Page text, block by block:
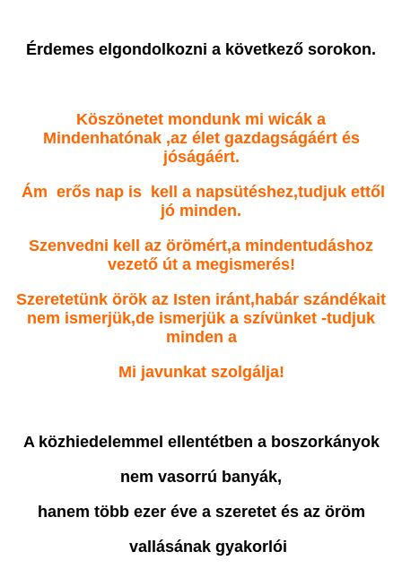
Érdemes elgondolkozni a következő sorokon.
Köszönetet mondunk mi wicák a
Mindenhatónak ,az élet gazdagságáért és
jóságáért.
Ám erős nap is kell a napsütéshez,tudjuk ettől
jó minden.
Szenvedni kell az örömért,a mindentudáshoz
vezető út a megismerés!
Szeretetünk örök az Isten iránt,habár szándékait
nem ismerjük,de ismerjük a szívünket -tudjuk
minden a
Mi javunkat szolgálja!
A közhiedelemmel ellentétben a boszorkányok
nem vasorrú banyák,
hanem több ezer éve a szeretet és az öröm
vallásának gyakorlói